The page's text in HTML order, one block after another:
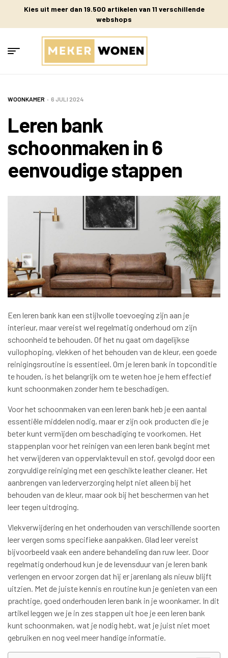
Kies uit meer dan 19.500 artikelen van 11 verschillende
webshops
WOONKAMER 6 JULI 2024
Leren bank
schoonmaken in 6
eenvoudige stappen
Een leren bank kan een stijlvolle toevoeging zijn aan je
interieur, maar vereist wel regelmatig onderhoud om zijn
schoonheid te behouden. Of het nu gaat om dagelijkse
vuilophoping, vlekken of het behouden van de kleur, een goede
reinigingsroutine is essentieel. Om je leren bank in topconditie
te houden, is het belangrijk om te weten hoe je hem effectief
kunt schoonmaken zonder hem te beschadigen.
Voor het schoonmaken van een leren bank heb je een aantal
essentiële middelen nodig, maar er zijn ook producten die je
beter kunt vermijden om beschadiging te voorkomen. Het
stappenplan voor het reinigen van een leren bank begint met
het verwijderen van oppervlaktevuil en stof, gevolgd door een
zorgvuldige reiniging met een geschikte leather cleaner. Het
aanbrengen van lederverzorging helpt niet alleen bij het
behouden van de kleur, maar ook bij het beschermen van het
leer tegen uitdroging.
Vlekverwijdering en het onderhouden van verschillende soorten
leer vergen soms specifieke aanpakken. Glad leer vereist
bijvoorbeeld vaak een andere behandeling dan ruw leer. Door
regelmatig onderhoud kun je de levensduur van je leren bank
verlengen en ervoor zorgen dat hij er jarenlang als nieuw blijft
uitzien. Met de juiste kennis en routine kun je genieten van een
prachtige, goed onderhouden leren bank in je woonkamer. In dit
artikel leggen we je in zes stappen uit hoe je een leren bank
kunt schoonmaken, wat je nodig hebt, wat je juist niet moet
gebruiken en nog veel meer handige informatie.